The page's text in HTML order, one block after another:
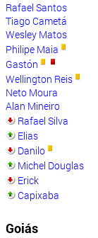
Rafael Santos
Tiago Cametá
Wesley Matos
Philipe Maia
Gastón
Wellington Reis
Neto Moura
Alan Mineiro
Rafael Silva
Elias
Danilo
Michel Douglas
Erick
Capixaba
Goiás